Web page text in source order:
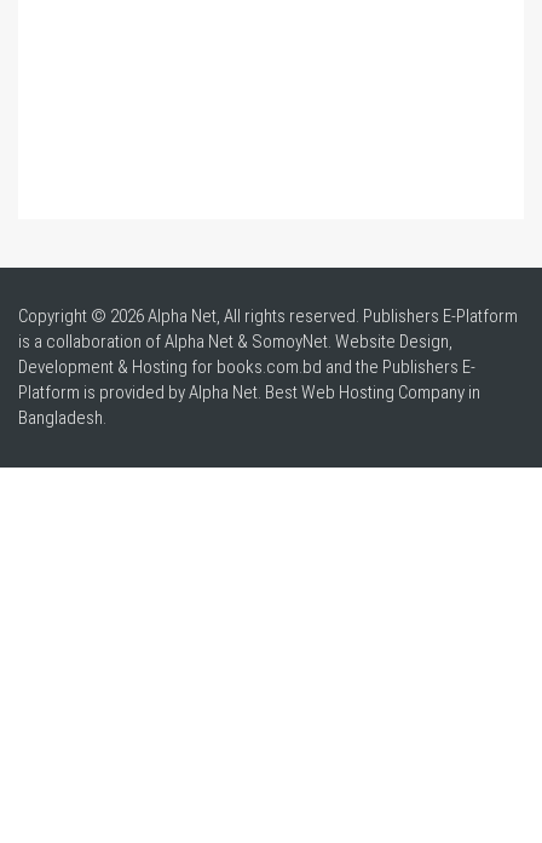
Copyright © 2026 Alpha Net, All rights reserved. Publishers E-Platform
is a collaboration of Alpha Net & SomoyNet. Website Design,
Development & Hosting for books.com.bd and the Publishers E-
Platform is provided by Alpha Net. BestWeb Hosting Company in
Bangladesh.